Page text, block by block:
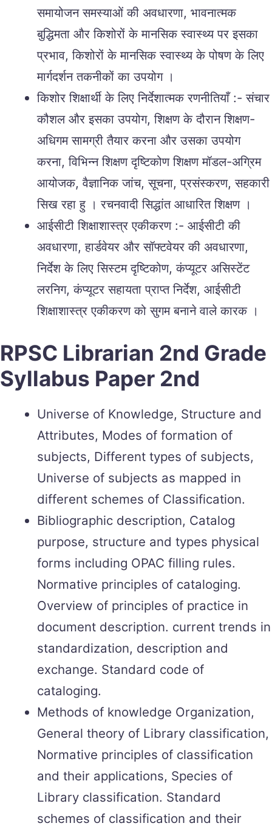
समायोजन समस्याओं की अवधारणा, भावनात्मक
बुद्धिमता और किशोरों के मानसिक स्वास्थ्य पर इसका
प्रभाव, किशोरों के मानसिक स्वास्थ्य के पोषण के लिए
मार्गदर्शन तकनीकों का उपयोग ।
किशोर शिक्षार्थी के लिए निर्देशात्मक रणनीतियाँ :- संचार
कौशल और इसका उपयोग, शिक्षण के दौरान शिक्षण-
अधिगम सामग्री तैयार करना और उसका उपयोग
करना, विभिन्न शिक्षण दृष्टिकोण शिक्षण मॉडल-अग्रिम
आयोजक, वैज्ञानिक जांच, सूचना, प्रसंस्करण, सहकारी
सिख रहा हु । रचनवादी सिद्धांत आधारित शिक्षण ।
आईसीटी शिक्षाशास्त्र एकीकरण :- आईसीटी की
अवधारणा, हार्डवेयर और सॉफ्टवेयर की अवधारणा,
निर्देश के लिए सिस्टम दृष्टिकोण, कंप्यूटर असिस्टेंट
लरनिग, कंप्यूटर सहायता प्राप्त निर्देश, आईसीटी
शिक्षाशास्त्र एकीकरण को सुगम बनाने वाले कारक ।
RPSC Librarian 2nd Grade
Syllabus Paper 2nd
Universe of Knowledge, Structure and
Attributes, Modes of formation of
subjects, Different types of subjects,
Universe of subjects as mapped in
different schemes of Classification.
Bibliographic description, Catalog
purpose, structure and types physical
forms including OPAC filling rules.
Normative principles of cataloging.
Overview of principles of practice in
document description. current trends in
standardization, description and
exchange. Standard code of
cataloging.
Methods of knowledge Organization,
General theory of Library classification,
Normative principles of classification
and their applications, Species of
Library classification. Standard
schemes of classification and their